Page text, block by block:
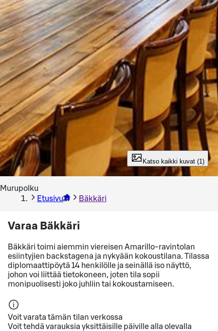
Katso kaikki kuvat (1)
Murupolku
Etusivu
Bäkkäri
Varaa Bäkkäri
Bäkkäri toimi aiemmin viereisen Amarillo-ravintolan
esiintyjien backstagena ja nykyään kokoustilana. Tilassa
diplomaattipöytä 14 henkilölle ja seinällä iso näyttö,
johon voi liittää tietokoneen, joten tila sopii
monipuolisesti joko juhliin tai kokoustamiseen.
Voit varata tämän tilan verkossa
Voit tehdä varauksia yksittäisille päiville alla olevalla